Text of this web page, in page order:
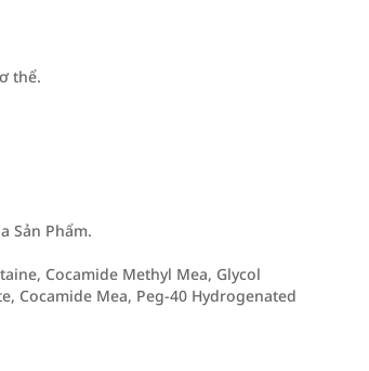
thể.
Sản Phẩm.
Cocamide Methyl Mea, Glycol
Cocamide Mea, Peg-40 Hydrogenated